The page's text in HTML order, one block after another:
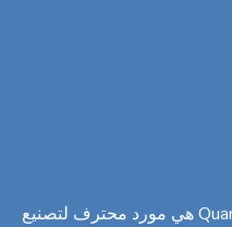
Quanzhou Energy Babycare Co., Ltd هي مورد محترف لتصنيع